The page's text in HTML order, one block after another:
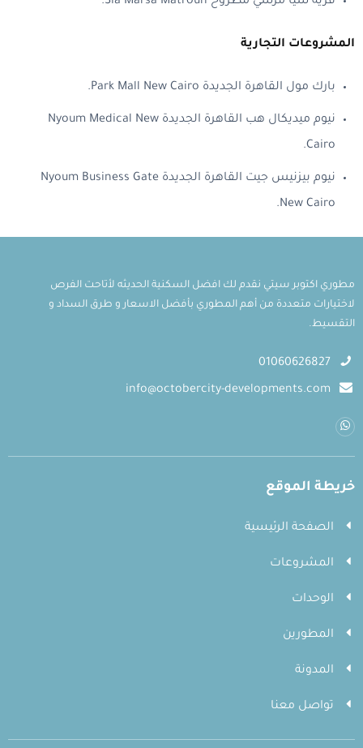
المشروعات التجارية
بارك مول القاهرة الجديدة Park Mall New Cairo.
نيوم ميديكال هب القاهرة الجديدة Nyoum Medical New
Cairo.
نيوم بيزنيس جيت القاهرة الجديدة Nyoum Business Gate
New Cairo.
مطوري اكتوبر سيتي نقدم لك افضل السكنية الحديثه لأتاحت الفرص
لاختيارات متعددة من أهم المطوري بأفضل الاسعار و طرق السداد و
التقسيط.
01060626827
info@octobercity-developments.com
خريطة الموقع
الصفحة الرئيسية
المشروعات
الوحدات
المطورين
المدونة
تواصل معنا